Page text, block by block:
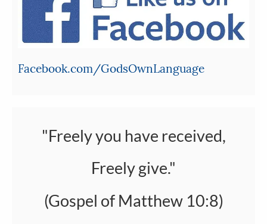
Facebook.com/GodsOwnLanguage
"Freely you have received,
Freely give."
(Gospel of Matthew 10:8)